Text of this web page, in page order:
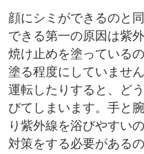
顔にシミができるのと
できる第一の原因は紫
焼け止めを塗っている
塗る程度にしていませ
運転したりすると、ど
びてしまいます。手と
り紫外線を浴びやすい
対策をする必要があるの